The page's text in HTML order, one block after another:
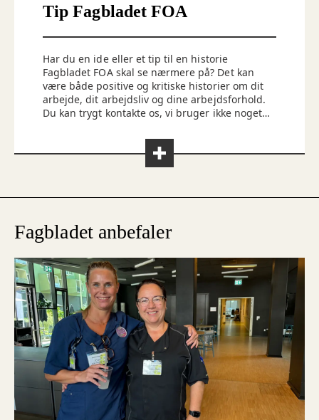
Tip Fagbladet FOA
Har du en ide eller et tip til en historie
Fagbladet FOA skal se nærmere på? Det kan
være både positive og kritiske historier om dit
arbejde, dit arbejdsliv og dine arbejdsforhold.
Du kan trygt kontakte os, vi bruger ikke noget,
Fagbladet anbefaler